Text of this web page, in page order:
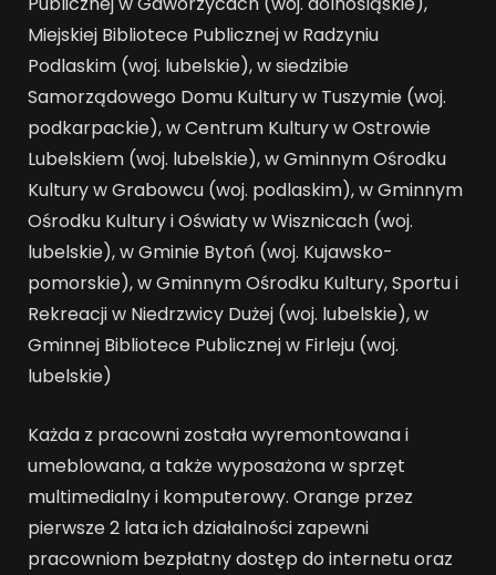
Miejskiej Bibliotece Publicznej w Radzyniu
Podlaskim (woj. lubelskie), w siedzibie
Samorządowego Domu Kultury w Tuszymie (woj.
podkarpackie), w Centrum Kultury w Ostrowie
Lubelskiem (woj. lubelskie), w Gminnym Ośrodku
Kultury w Grabowcu (woj. podlaskim), w Gminnym
Ośrodku Kultury i Oświaty w Wisznicach (woj.
lubelskie), w Gminie Bytoń (woj. Kujawsko-
pomorskie), w Gminnym Ośrodku Kultury, Sportu i
Rekreacji w Niedrzwicy Dużej (woj. lubelskie), w
Gminnej Bibliotece Publicznej w Firleju (woj.
lubelskie)
Każda z pracowni została wyremontowana i
umeblowana, a także wyposażona w sprzęt
multimedialny i komputerowy. Orange przez
pierwsze 2 lata ich działalności zapewni
pracowniom bezpłatny dostęp do internetu oraz